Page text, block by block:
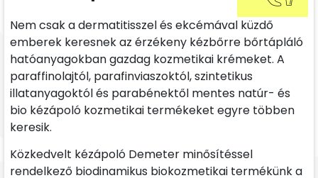
Nem csak a dermatitisszel és ekcémával küzdő
emberek keresnek az érzékeny kézbőrre bőrtápláló
hatóanyagokban gazdag kozmetikai krémeket. A
paraffinolajtól, parafinviaszoktól, szintetikus
illatanyagoktól és parabénektől mentes natúr- és
bio kézápoló kozmetikai termékeket egyre többen
keresik.
Közkedvelt kézápoló Demeter minősítéssel
rendelkező biodinamikus biokozmetikai termékünk a